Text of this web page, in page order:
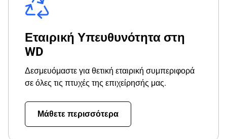
Εταιρική Υπευθυνότητα στη
WD
Δεσμευόμαστε για θετική εταιρική συμπεριφορά
σε όλες τις πτυχές της επιχείρησής μας.
Μάθετε περισσότερα